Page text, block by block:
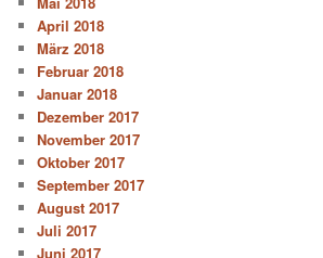
April 2018
März 2018
Februar 2018
Januar 2018
Dezember 2017
November 2017
Oktober 2017
September 2017
August 2017
Juli 2017
Juni 2017